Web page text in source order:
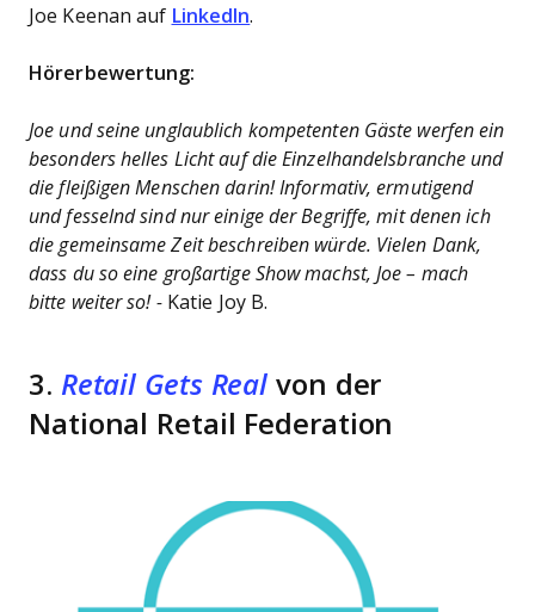
Joe Keenan auf LinkedIn.
Hörerbewertung:
Joe und seine unglaublich kompetenten Gäste werfen ein
besonders helles Licht auf die Einzelhandelsbranche und
die fleißigen Menschen darin! Informativ, ermutigend
und fesselnd sind nur einige der Begriffe, mit denen ich
die gemeinsame Zeit beschreiben würde. Vielen Dank,
dass du so eine großartige Show machst, Joe – mach
bitte weiter so! - Katie Joy B.
3. Retail Gets Real von der
National Retail Federation